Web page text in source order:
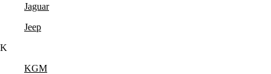
Jaguar
Jeep
K
KGM